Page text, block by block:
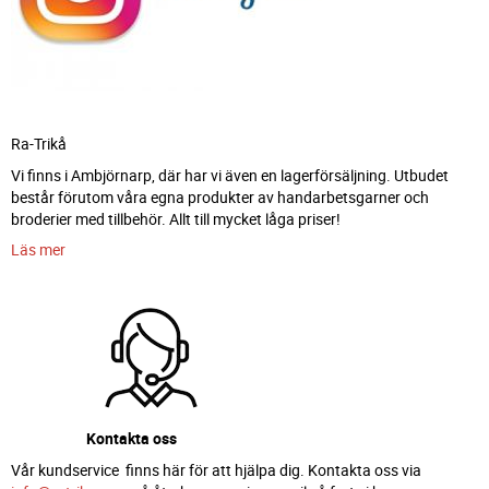
Ra-Trikå
Vi finns i Ambjörnarp, där har vi även en lagerförsäljning. Utbudet
består förutom våra egna produkter av handarbetsgarner och
broderier med tillbehör. Allt till mycket låga priser!
Läs mer
Kontakta oss
Vår kundservice finns här för att hjälpa dig. Kontakta oss via